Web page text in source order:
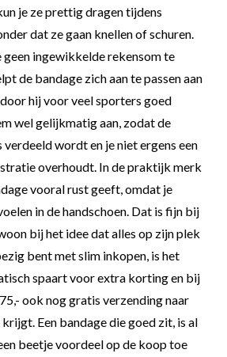
je ze prettig dragen tijdens
dat ze gaan knellen of schuren.
geen ingewikkelde rekensom te
de bandage zich aan te passen aan
hij voor veel sporters goed
wel gelijkmatig aan, zodat de
wordt en je niet ergens een
overhoudt. In de praktijk merk
vooral rust geeft, omdat je
in de handschoen. Dat is fijn bij
bij het idee dat alles op zijn plek
bent met slim inkopen, is het
spaart voor extra korting en bij
ook nog gratis verzending naar
Een bandage die goed zit, is al
beetje voordeel op de koop toe